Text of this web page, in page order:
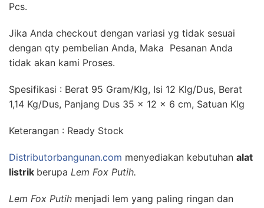
Pcs.
Jika Anda checkout dengan variasi yg tidak sesuai
dengan qty pembelian Anda, Maka Pesanan Anda
tidak akan kami Proses.
Spesifikasi : Berat 95 Gram/Klg, Isi 12 Klg/Dus, Berat
1,14 Kg/Dus, Panjang Dus 35 x 12 x 6 cm, Satuan Klg
Keterangan : Ready Stock
Distributorbangunan.com menyediakan kebutuhan alat
listrik berupa Lem Fox Putih.
Lem Fox Putih menjadi lem yang paling ringan dan